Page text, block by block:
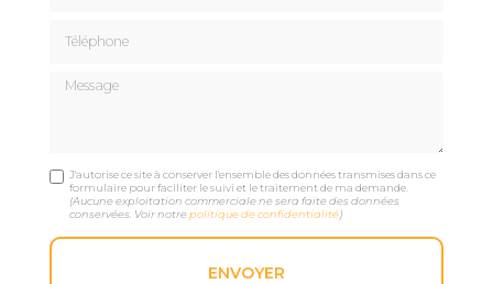
Message
J'autorise ce site à conserver l'ensemble des données transmises dans ce
formulaire pour faciliter le suivi et le traitement de ma demande.
(Aucune exploitation commerciale ne sera faite des données
conservées. Voir notrepolitique de confidentialité)